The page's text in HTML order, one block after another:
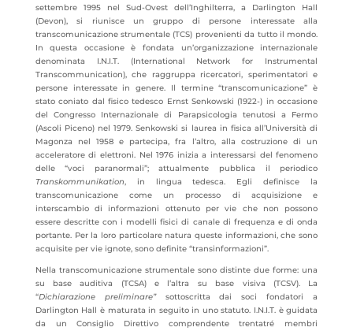
settembre 1995 nel Sud-Ovest dell’Inghilterra, a Darlington Hall
(Devon), si riunisce un gruppo di persone interessate alla
transcomunicazione strumentale (TCS) provenienti da tutto il mondo.
In questa occasione è fondata un’organizzazione internazionale
denominata I.N.I.T. (International Network for Instrumental
Transcommunication), che raggruppa ricercatori, sperimentatori e
persone interessate in genere. Il termine “transcomunicazione” è
stato coniato dal fisico tedesco Ernst Senkowski (1922-) in occasione
del Congresso Internazionale di Parapsicologia tenutosi a Fermo
(Ascoli Piceno) nel 1979. Senkowski si laurea in fisica all’Università di
Magonza nel 1958 e partecipa, fra l’altro, alla costruzione di un
acceleratore di elettroni. Nel 1976 inizia a interessarsi del fenomeno
delle “voci paranormali”; attualmente pubblica il periodico
Transkommunikation, in lingua tedesca. Egli definisce la
transcomunicazione come un processo di acquisizione e
interscambio di informazioni ottenuto per vie che non possono
essere descritte con i modelli fisici di canale di frequenza e di onda
portante. Per la loro particolare natura queste informazioni, che sono
acquisite per vie ignote, sono definite “transinformazioni”.
Nella transcomunicazione strumentale sono distinte due forme: una
su base auditiva (TCSA) e l’altra su base visiva (TCSV). La
“Dichiarazione preliminare” sottoscritta dai soci fondatori a
Darlington Hall è maturata in seguito in uno statuto. I.N.I.T. è guidata
da un Consiglio Direttivo comprendente trentatré membri